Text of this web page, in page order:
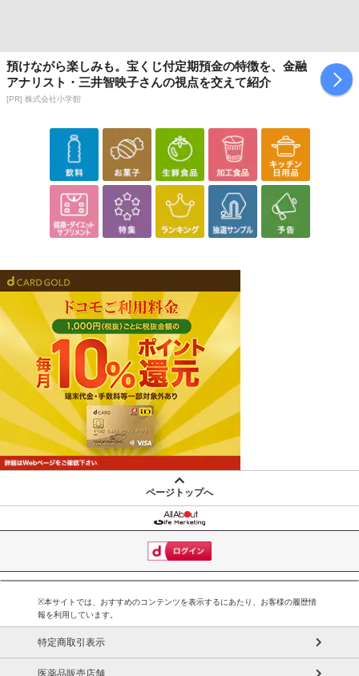
預けながら楽しみも。宝くじ付定期預金の特徴を、金融
アナリスト・三井智映子さんの視点を交えて紹介
[PR] 株式会社小学館
ページトップへ
※本サイトでは、おすすめのコンテンツを表示するにあたり、お客様の履歴情
報を利用しています。
特定商取引表示
医薬品販売店舗